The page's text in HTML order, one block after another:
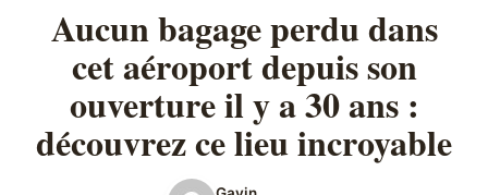
Aucun bagage perdu dans
cet aéroport depuis son
ouverture il y a 30 ans :
découvrez ce lieu incroyable